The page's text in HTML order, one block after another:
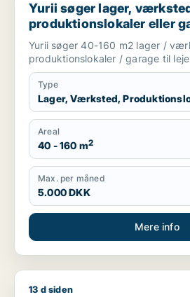
Yurii søger lager,
produktionslokaler eller
Region Sjælland
Yurii søger 40-160 m2 lager /
produktionslokaler / garage til leje
Type
Lager, Værksted,
Areal
40 - 160 m2
Max. per måned
5.000 DKK
Mere info
Cicilie søger kontor, lager,
13 d siden